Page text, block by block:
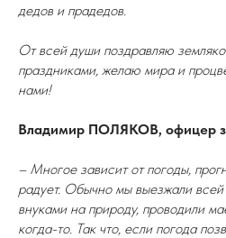
дедов и прадедов.
От всей души поздравляю
праздниками, желаю мира и
нами!
Владимир ПОЛЯКОВ, офицер
– Многое зависит от погоды,
радует. Обычно мы выезжали
внуками на природу, проводили
когда-то. Так что, если погода